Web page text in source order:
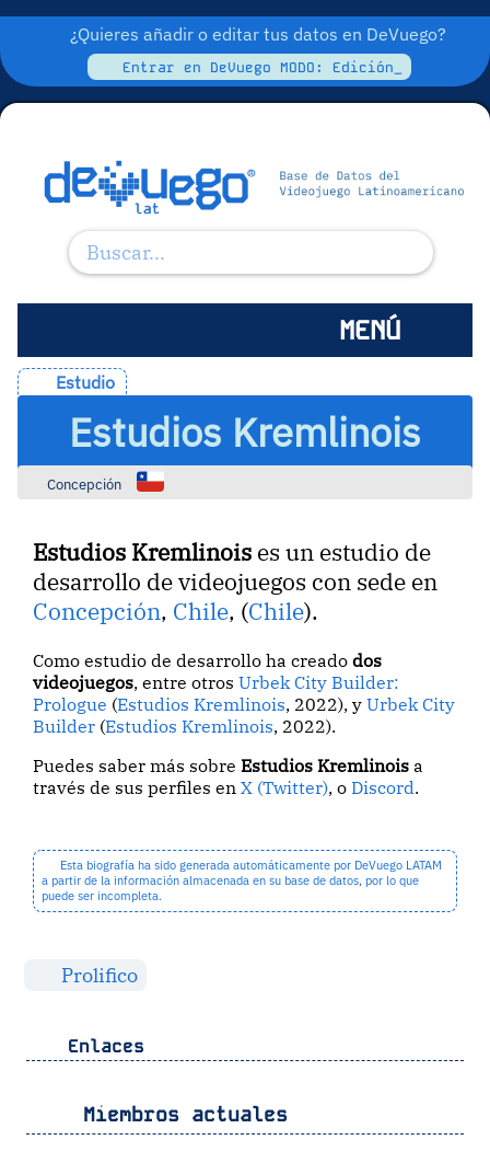
¿Quieres añadir o editar tus datos en DeVuego?
Entrar en DeVuego MODO: Edición_
MENÚ
Estudio
Estudios Kremlinois
Concepción
Estudios Kremlinois es un estudio de
desarrollo de videojuegos con sede en
Concepción, Chile, (Chile).
Como estudio de desarrollo ha creadodos
videojuegos, entre otrosUrbek City Builder:
Prologue (Estudios Kremlinois, 2022), yUrbek City
Builder (Estudios Kremlinois, 2022).
Puedes saber más sobreEstudios Kremlinois a
través de sus perfiles enX (Twitter), oDiscord.
Esta biografía ha sido generada automáticamente por DeVuego LATAM
a partir de la información almacenada en su base de datos, por lo que
puede ser incompleta.
Prolifico
Enlaces
Miembros actuales